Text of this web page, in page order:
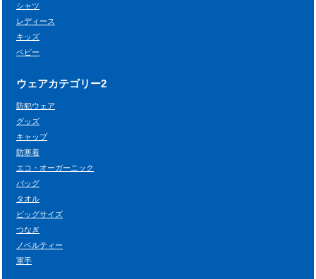
シャツ
レディース
キッズ
ベビー
ウェアカテゴリー2
防犯ウェア
グッズ
キャップ
防寒着
エコ・オーガーニック
バッグ
タオル
ビッグサイズ
つなぎ
ノベルティー
軍手